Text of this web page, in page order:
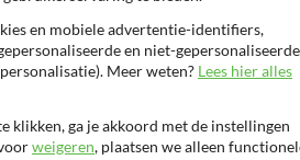
is
en mobiele advertentie-identifiers,
en niet-gepersonaliseerde
Meer weten? Lees hier alles
klikken, ga je akkoord met de instellingen
weigeren, plaatsen we alleen